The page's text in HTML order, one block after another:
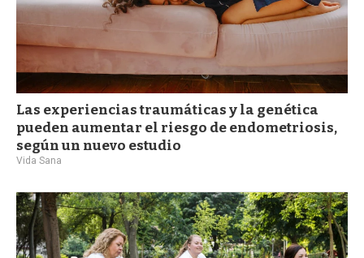
Las experiencias traumáticas y la genética
pueden aumentar el riesgo de endometriosis,
según un nuevo estudio
Vida Sana